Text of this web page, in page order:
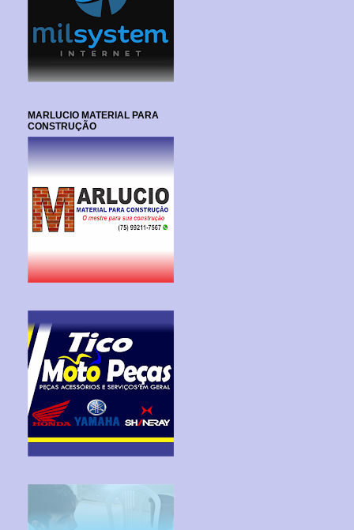
MARLUCIO MATERIAL PARA
CONSTRUÇÃO